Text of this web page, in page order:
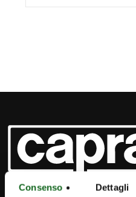
Consenso Dettagli